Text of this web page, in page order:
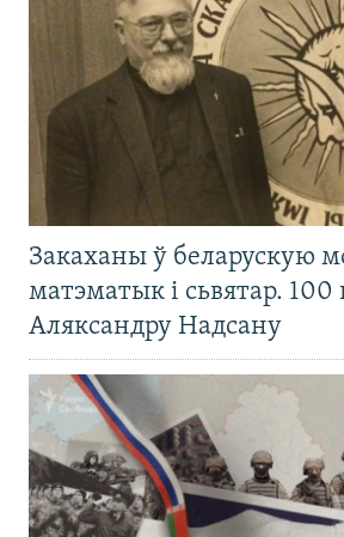
Закаханы ў беларускую
матэматык і сьвятар. 100
Аляксандру Надсану